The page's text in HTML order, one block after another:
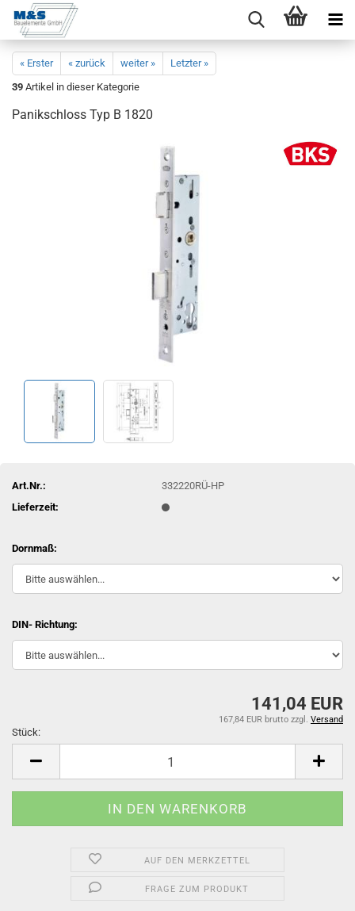
« Erster « zurück weiter »
Letzter »
39 Artikel in dieser Kategorie
Pa­nik­schloss Typ B 1820
Art.Nr.:
332220RÜ-HP
Lieferzeit:
Dornmaß:
DIN- Richtung:
141,04 EUR
167,84 EUR brutto zzgl. Versand
Stück:
AUF DEN MERKZETTEL
FRAGE ZUM PRODUKT